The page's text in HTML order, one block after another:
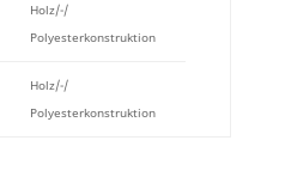
Holz/-/
Polyesterkonstruktion
Holz/-/
Polyesterkonstruktion